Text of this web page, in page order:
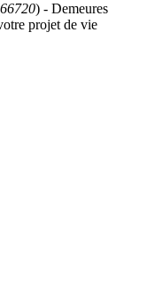
66720) - Demeures
projet de vie